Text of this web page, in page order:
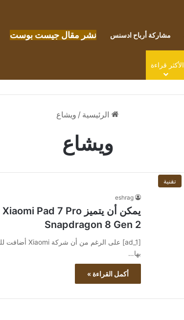
مشاركة أرباح ادسنس نشر مقال جيست بوست
الأكثر قراءة
الرئيسية / ويشاع
ويشاع
تقنية
eshrag
Snapdragon 8 Gen 2
بها…
أكمل القراءة »